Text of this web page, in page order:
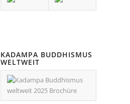
KADAMPA BUDDHISMUS
WELTWEIT